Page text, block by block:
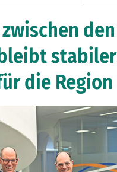
den
stabiler
die Region